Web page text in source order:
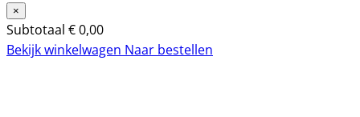
×
Subtotaal €0,00
Bekijk winkelwagen Naar bestellen